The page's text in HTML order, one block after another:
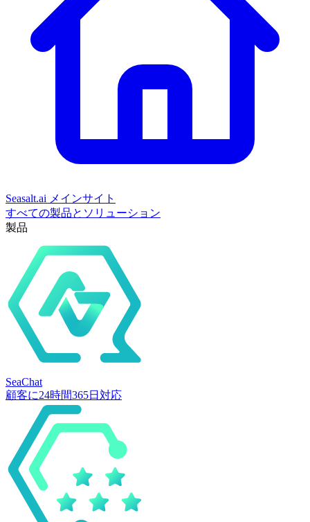
Seasalt.ai メインサイト
すべての製品とソリューション
製品
SeaChat
顧客に24時間365日対応